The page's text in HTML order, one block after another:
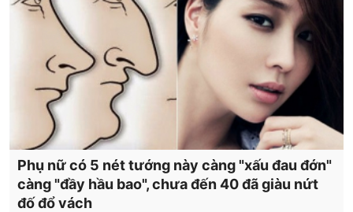
Phụ nữ có 5 nét tướng này càng "xấu đau đớn"
càng "đầy hầu bao", chưa đến 40 đã giàu nứt
đố đổ vách